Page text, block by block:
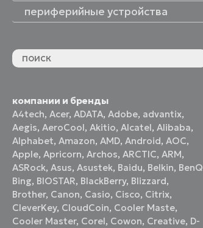
периферийные устройства
компании и бренды
A4tech,Acer,ADATA,Adobe, advantix,
Aegis,AeroCool,Akitio,Alcatel,Alibaba,
Alphabet,Amazon,AMD,Android,AOC,
Apple,Apricorn,Archos,ARCTIC,ARM,
ASRock,Asus,Asustek, Baidu, Belkin, BenQ
Bing, BIOSTAR, BlackBerry, Blizzard,
Brother, Canon, Casio, Cisco, Citrix,
CleverKey, CloudCoin, Cooler Maste,
Cooler Master, Corel, Cowon, Creative, D-